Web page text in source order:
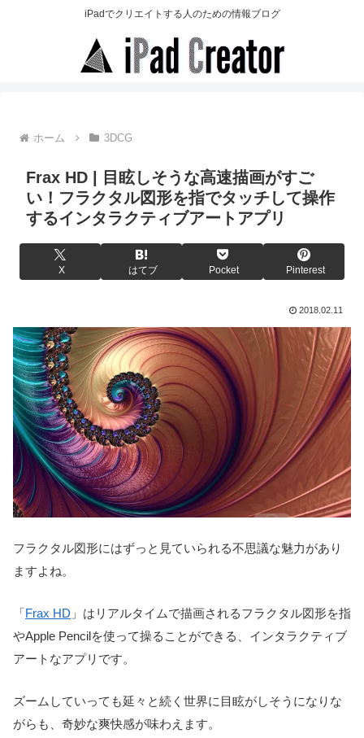
iPadでクリエイトする人のための情報ブログ
ホーム 3DCG
Frax HD | 目眩しそうな高速描画がすご
い！フラクタル図形を指でタッチして操作
するインタラクティブアートアプリ
X はてブ Pocket Pinterest
2018.02.11
フラクタル図形にはずっと見ていられる不思議な魅力があり
ますよね。
「Frax HD 」はリアルタイムで描画されるフラクタル図形を指
やApple Pencilを使って操ることができる、インタラクティブ
アートなアプリです。
ズームしていっても延々と続く世界に目眩がしそうになりな
がらも、奇妙な爽快感が味わえます。